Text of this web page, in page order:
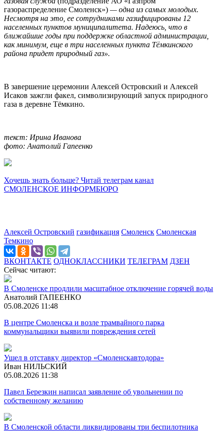
газораспределение Смоленск») — одна из самых молодых.
Несмотря на это, ее сотрудниками газифицированы 12
населенных пунктов муниципалитета. Надеюсь, что в
ближайшие годы при поддержке областной администрации,
как минимум, еще в три населенных пункта Тёмкинского
района придет природный газ».
В завершение церемонии Алексей Островский и Алексей
Исаков зажгли факел, символизирующий запуск природного
газа в деревне Тёмкино.
текст: Ирина Иванова
фото: Анатолий Гапеенко
Хочешь знать больше? Читай телеграм канал
СМОЛЕНСКОЕ ИНФОРМБЮРО
Алексей Островский газификация Смоленск Смоленская
Темкино
ВКОНТАКТЕ ОДНОКЛАССНИКИ ТЕЛЕГРАМ ДЗЕН
Сейчас читают:
В Смоленске продлили масштабное отключение горячей воды
Анатолий ГАПЕЕНКО
05.08.2026 11:48
В центре Смоленска и возле трамвайного парка
коммунальщики выявили повреждения сетей
Ушел в отставку директор «Смоленскавтодора»
Иван НИЛЬСКИЙ
05.08.2026 11:38
Павел Березкин написал заявление об увольнении по
собственному желанию
В Смоленской области ликвидированы три беспилотника